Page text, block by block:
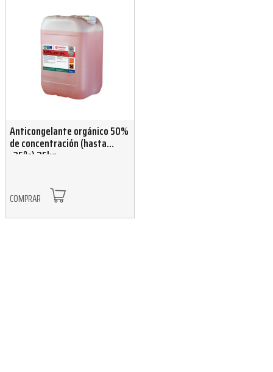
Anticongelante orgánico 50%
de concentración (hasta
-35ºc) 25kg
COMPRAR